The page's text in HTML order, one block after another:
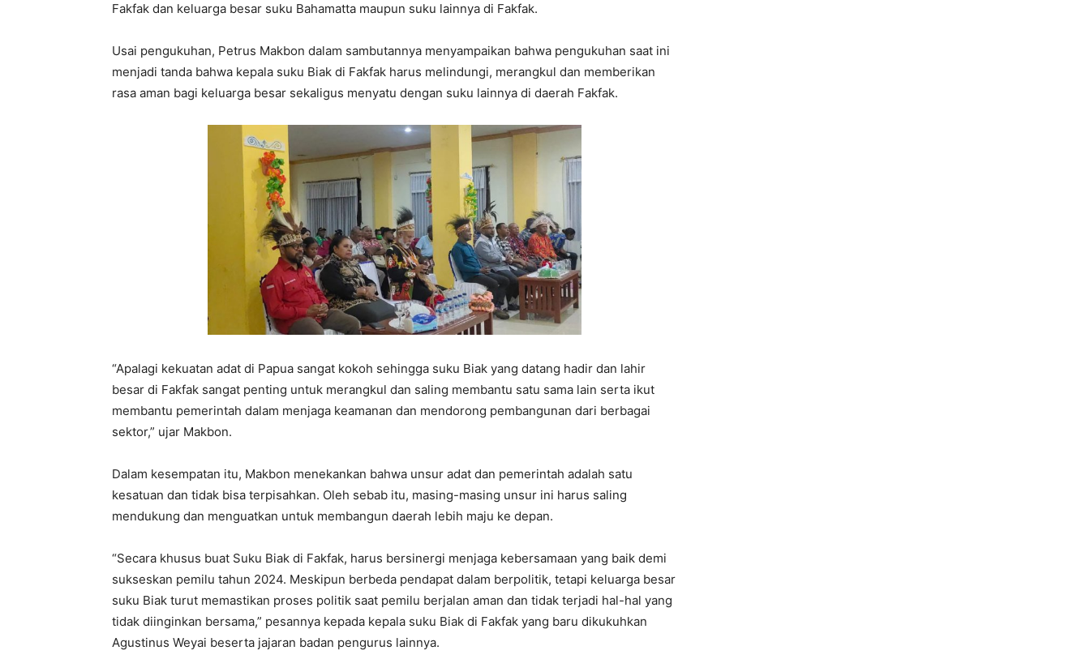
Fakfak dan keluarga besar suku Bahamatta maupun suku lainnya di Fakfak.
Usai pengukuhan, Petrus Makbon dalam sambutannya menyampaikan bahwa pengukuhan saat ini
menjadi tanda bahwa kepala suku Biak di Fakfak harus melindungi, merangkul dan memberikan
rasa aman bagi keluarga besar sekaligus menyatu dengan suku lainnya di daerah Fakfak.
“Apalagi kekuatan adat di Papua sangat kokoh sehingga suku Biak yang datang hadir dan lahir
besar di Fakfak sangat penting untuk merangkul dan saling membantu satu sama lain serta ikut
membantu pemerintah dalam menjaga keamanan dan mendorong pembangunan dari berbagai
sektor,” ujar Makbon.
Dalam kesempatan itu, Makbon menekankan bahwa unsur adat dan pemerintah adalah satu
kesatuan dan tidak bisa terpisahkan. Oleh sebab itu, masing-masing unsur ini harus saling
mendukung dan menguatkan untuk membangun daerah lebih maju ke depan.
“Secara khusus buat Suku Biak di Fakfak, harus bersinergi menjaga kebersamaan yang baik demi
sukseskan pemilu tahun 2024. Meskipun berbeda pendapat dalam berpolitik, tetapi keluarga besar
suku Biak turut memastikan proses politik saat pemilu berjalan aman dan tidak terjadi hal-hal yang
tidak diinginkan bersama,” pesannya kepada kepala suku Biak di Fakfak yang baru dikukuhkan
Agustinus Weyai beserta jajaran badan pengurus lainnya.